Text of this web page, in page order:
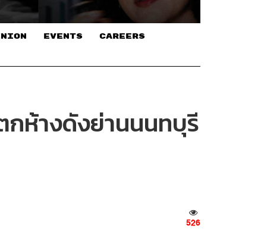
EVENTS CAREERS
กห้างดังย่านนนทบุรี
526